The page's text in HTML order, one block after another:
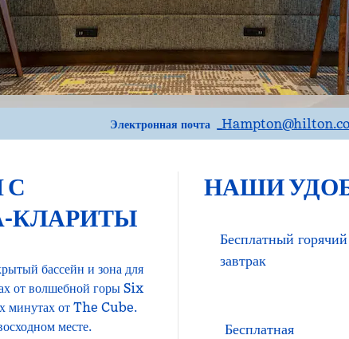
Электронная почта
Электронная почтаBURSC
_Hampton
С
КЛАРИТЫ
бассейн и зона для
от волшебной горы Six
минутах от The Cube.
месте.
НАШИ
Бесплатный горячий
завтрак
Бесплатная